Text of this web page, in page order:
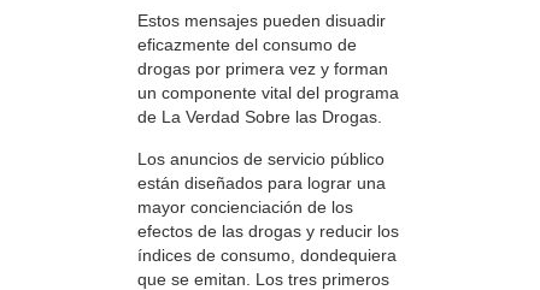
Estos mensajes pueden disuadir
eficazmente del consumo de
drogas por primera vez y forman
un componente vital del programa
de La Verdad Sobre las Drogas.
Los anuncios de servicio público
están diseñados para lograr una
mayor concienciación de los
efectos de las drogas y reducir los
índices de consumo, dondequiera
que se emitan. Los tres primeros